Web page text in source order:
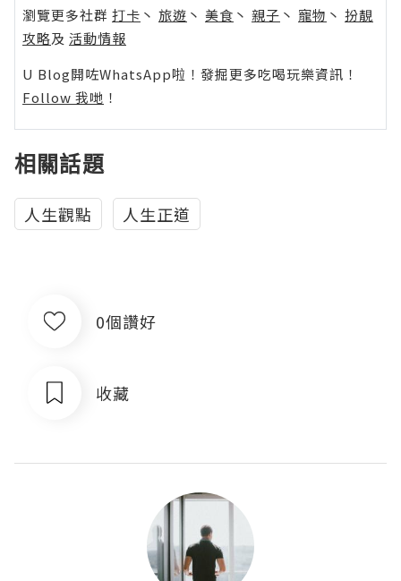
瀏覽更多社群 打卡 丶 旅遊 丶 美食 丶 親子 丶 寵物 丶 扮靚
攻略及 活動情報
U Blog開咗WhatsApp啦！發掘更多吃喝玩樂資訊！
Follow 我哋 ！
相關話題
人生觀點 人生正道
0個讚好
收藏